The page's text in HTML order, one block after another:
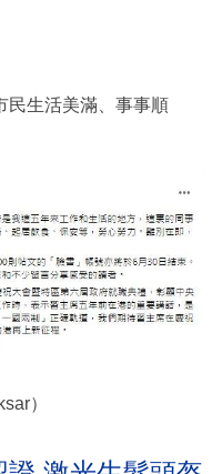
民生活美滿、事事順
）